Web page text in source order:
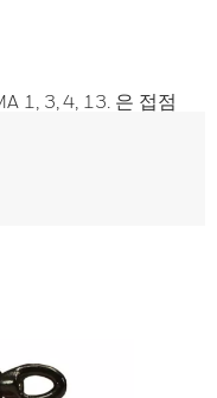
1, 3, 4, 13. 은 접점